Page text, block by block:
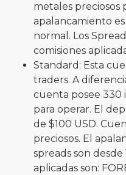
metales preciosos
apalancamiento
normal. Los
comisiones
Standard: Esta
traders. A
cuenta posee 330
para operar. El
de $100 USD.
preciosos. El
spreads son desde
aplicadas son: